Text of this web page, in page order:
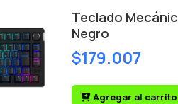
Teclado
Negro
$179.007
Agregar al carrito